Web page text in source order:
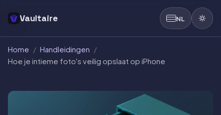
Vaultaire NL
Home / Handleidingen /
Hoe je intieme foto's veilig opslaat op iPhone